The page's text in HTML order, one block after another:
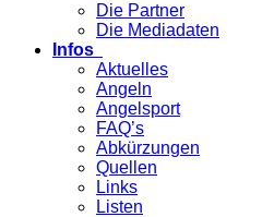
Die Partner
Die Mediadaten
Infos
Aktuelles
Angeln
Angelsport
FAQ’s
Abkürzungen
Quellen
Links
Listen